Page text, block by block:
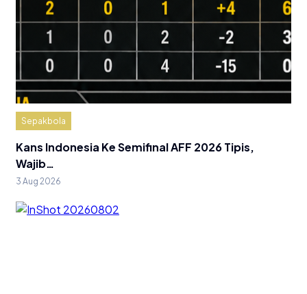
Sepakbola
Kans Indonesia Ke Semifinal AFF 2026 Tipis,
Wajib…
3 Aug 2026